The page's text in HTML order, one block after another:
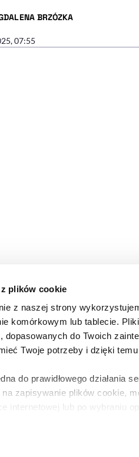
plików cookie
z naszej strony
komórkowym lub tablecie.
do Twoich
Twoje potrzeby i dzięki
do prawidłowego działania
zapisywanie plików cookie,
internetowej lub po wybraniu
ten temat znajdziesz w naszej
BRZÓZKA
- PROFIL
07:55
Polityka prywatnościPolityka